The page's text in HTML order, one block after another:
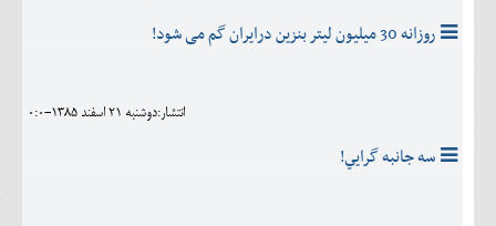
روزانه 30 میلیون لیتر بنزین درایران گم می شود!
انتشار:دوشنبه 21 اسفند 1385-0:0
سه جانبه گرايي!